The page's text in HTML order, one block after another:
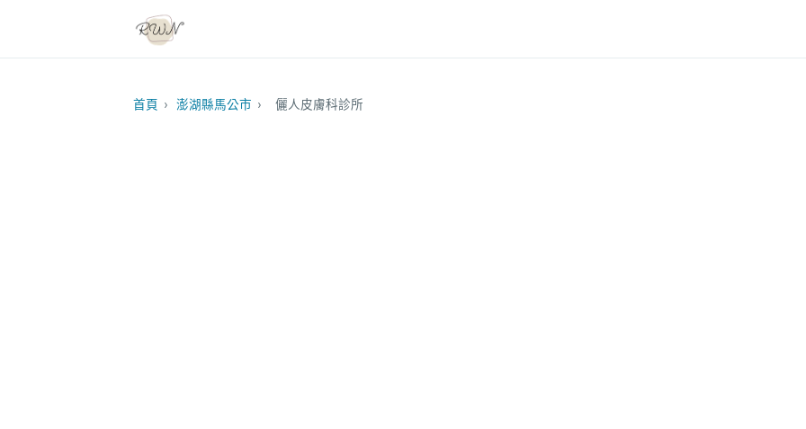
首頁 › 澎湖縣馬公市 › 儷人皮膚科診所